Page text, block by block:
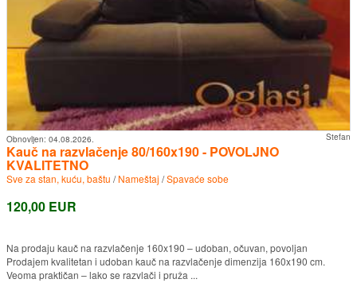
Stefan
Obnovljen: 04.08.2026.
Kauč na razvlačenje 80/160x190 - POVOLJNO
KVALITETNO
Sve za stan, kuću, baštu /Nameštaj /Spavaće sobe
120,00 EUR
Na prodaju kauč na razvlačenje 160x190 – udoban, očuvan, povoljan
Prodajem kvalitetan i udoban kauč na razvlačenje dimenzija 160x190 cm.
Veoma praktičan – lako se razvlači i pruža ...